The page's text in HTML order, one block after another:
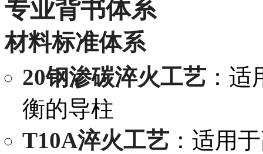
专业背书体系
材料标准体系
20钢渗碳淬火工艺 ：
衡的导柱
T10A淬火工艺 ：适用